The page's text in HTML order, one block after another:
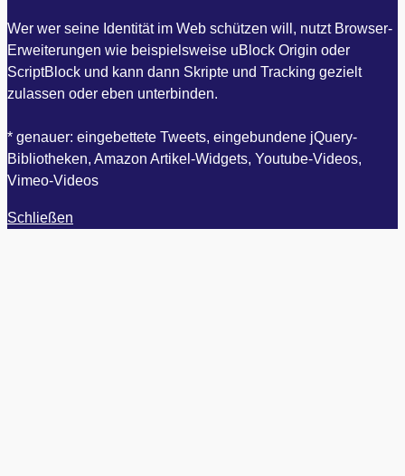
Wer wer seine Identität im Web schützen will, nutzt Browser-
Erweiterungen wie beispielsweise uBlock Origin oder
ScriptBlock und kann dann Skripte und Tracking gezielt
zulassen oder eben unterbinden.
* genauer: eingebettete Tweets, eingebundene jQuery-
Bibliotheken, Amazon Artikel-Widgets, Youtube-Videos,
Vimeo-Videos
Schließen